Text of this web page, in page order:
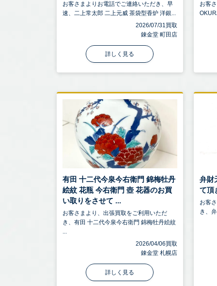
お客さまよりお電話でご連絡いただき、早
速、二上常太郎 二上元威 茶袋型香炉 洋銀...
2026/07/31買取
錬金堂 町田店
詳しく見る
お客
有田 十二代今泉今右衛門 錦梅牡丹
絵紋 花瓶 今右衛門 壺 花器のお買
い取りをさせて ...
お客さまより、出張買取をご利用いただ
き、有田 十二代今泉今右衛門 錦梅牡丹絵紋
...
2026/04/06買取
錬金堂 札幌店
詳しく見る
弁財
て頂
お客
き、